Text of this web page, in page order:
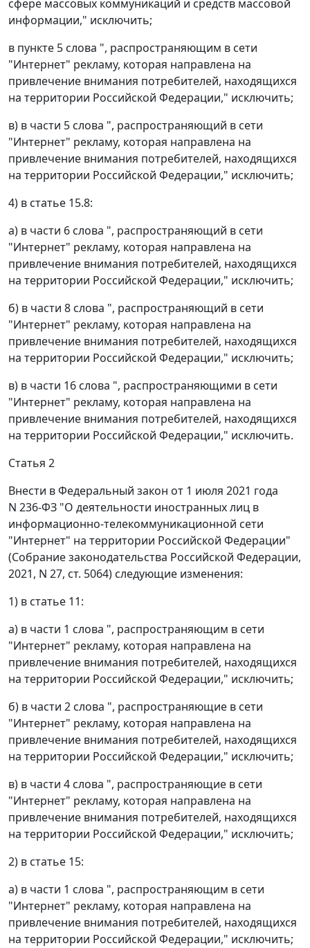
сфере массовых коммуникаций и средств массовой
информации," исключить;
в пункте 5 слова ", распространяющим в сети
"Интернет" рекламу, которая направлена на
привлечение внимания потребителей, находящихся
на территории Российской Федерации," исключить;
в) в части 5 слова ", распространяющий в сети
"Интернет" рекламу, которая направлена на
привлечение внимания потребителей, находящихся
на территории Российской Федерации," исключить;
4) в статье 15.8:
а) в части 6 слова ", распространяющий в сети
"Интернет" рекламу, которая направлена на
привлечение внимания потребителей, находящихся
на территории Российской Федерации," исключить;
б) в части 8 слова ", распространяющий в сети
"Интернет" рекламу, которая направлена на
привлечение внимания потребителей, находящихся
на территории Российской Федерации," исключить;
в) в части 16 слова ", распространяющими в сети
"Интернет" рекламу, которая направлена на
привлечение внимания потребителей, находящихся
на территории Российской Федерации," исключить.
Статья 2
Внести в Федеральный закон от 1 июля 2021 года
N 236-ФЗ "О деятельности иностранных лиц в
информационно-телекоммуникационной сети
"Интернет" на территории Российской Федерации"
(Собрание законодательства Российской Федерации,
2021, N 27, ст. 5064) следующие изменения:
1) в статье 11:
а) в части 1 слова ", распространяющим в сети
"Интернет" рекламу, которая направлена на
привлечение внимания потребителей, находящихся
на территории Российской Федерации," исключить;
б) в части 2 слова ", распространяющие в сети
"Интернет" рекламу, которая направлена на
привлечение внимания потребителей, находящихся
на территории Российской Федерации," исключить;
в) в части 4 слова ", распространяющие в сети
"Интернет" рекламу, которая направлена на
привлечение внимания потребителей, находящихся
на территории Российской Федерации," исключить;
2) в статье 15:
а) в части 1 слова ", распространяющим в сети
"Интернет" рекламу, которая направлена на
привлечение внимания потребителей, находящихся
на территории Российской Федерации," исключить;